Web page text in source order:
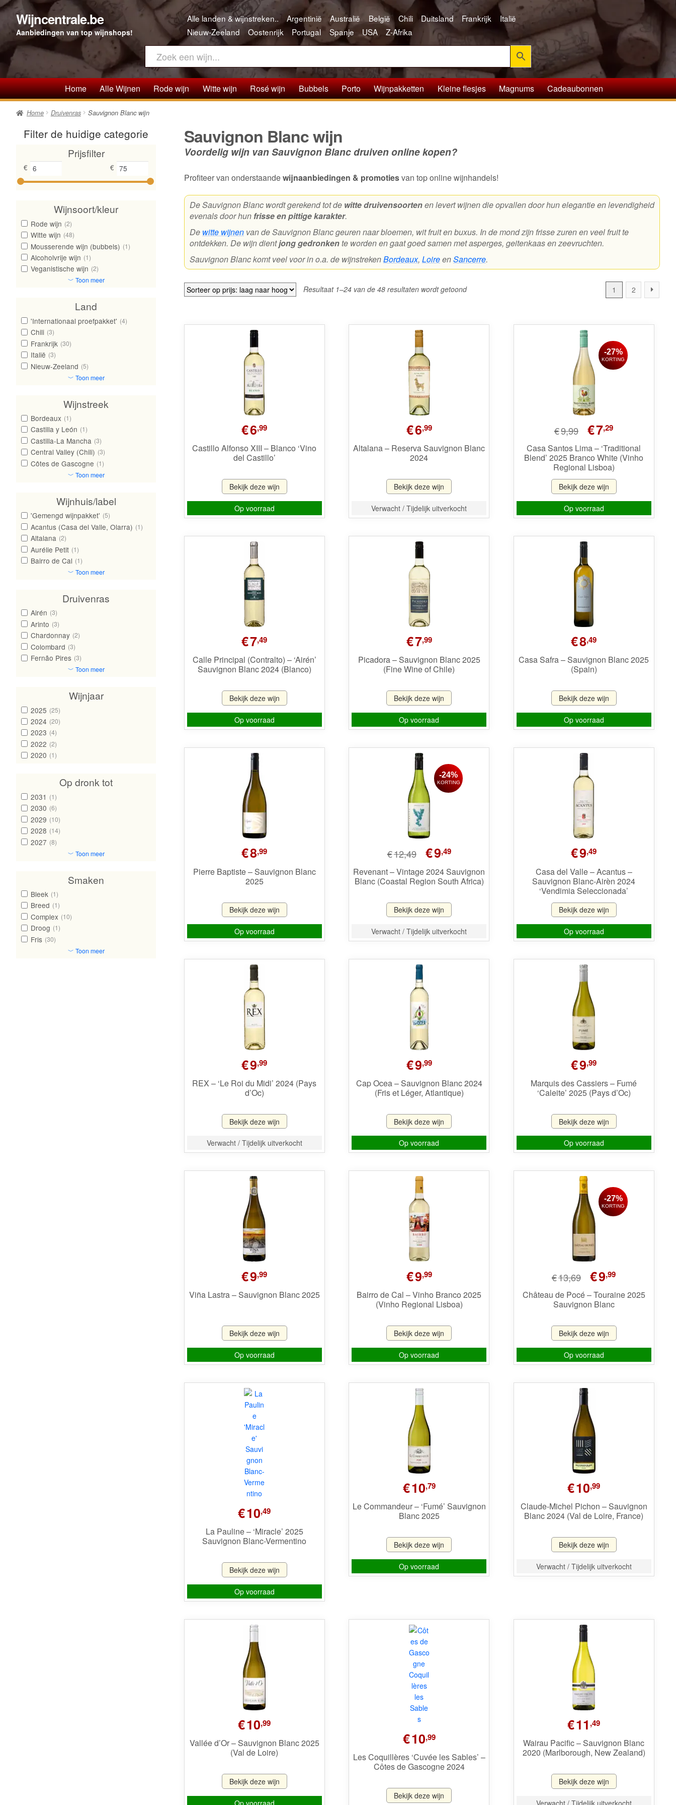
Ga
door
naar
navigatie
Ga
direct
naar
Wijncentrale.be
Aanbiedingen van top wijnshops!
Alle landen & wijnstreken.. Argentinië Australië België Chili Duitsland Frankrijk
Italië
Nieuw-Zeeland
Oostenrijk Portugal Spanje USA Z-Afrika
Home Alle Wijnen Rode wijn Witte wijn Rosé wijn Bubbels Porto Wijnpakketten Kleine flesjes Magnums Cadeaubonnen
Home Druivenras Sauvignon Blanc wijn
Sauvignon Blanc wijn
Voordelig wijn van Sauvignon Blanc druiven online kopen?
Profiteer van onderstaandewijnaanbiedingen & promotiesvan top online wijnhandels!
De Sauvignon Blanc wordt gerekend tot de witte druivensoortenen levert wijnen die opvallen door hun elegantie en levendigheid
evenals door hun frisse en pittige karakter.
De witte wijnenvan de Sauvignon Blanc geuren naar bloemen, wit fruit en buxus. In de mond zijn frisse zuren en veel fruit te
ontdekken. De wijn dientjong gedronkente worden en gaat goed samen met asperges, geitenkaas en zeevruchten.
Sauvignon Blanc komt veel voor in o.a. de wijnstrekenBordeaux, LoireenSancerre.
Resultaat 1–24 van de 48 resultaten wordt getoondGesorteerd
laag
1 2
€6,99
Castillo Alfonso XIII – Blanco ‘Vino
del Castillo’
Bekijk deze wijn
Op voorraad
€6,99
Altalana – Reserva Sauvignon Blanc
2024
Bekijk deze wijn
Verwacht / Tijdelijk uitverkocht
€9,99
Oorspronkelijke
prijs
was:
€9,99.
€7,29Huidige
is:
€7,29.
Casa Santos Lima – ‘Traditional
Blend’ 2025 Branco White (Vinho
Regional Lisboa)
-27%
KORTING
Bekijk deze wijn
Op voorraad
€7,49
Calle Principal (Contralto) – ‘Airén’
Sauvignon Blanc 2024 (Blanco)
Bekijk deze wijn
Op voorraad
€7,99
Picadora – Sauvignon Blanc 2025
(Fine Wine of Chile)
Bekijk deze wijn
Op voorraad
€8,49
Casa Safra – Sauvignon Blanc 2025
(Spain)
Bekijk deze wijn
Op voorraad
€8,99
Pierre Baptiste – Sauvignon Blanc
2025
Bekijk deze wijn
Op voorraad
€12,49
Oorspronkelijke
prijs
was:
€12,49.
€9,49Huidige
is:
€9,49.
Revenant – Vintage 2024 Sauvignon
Blanc (Coastal Region South Africa)
-24%
KORTING
Bekijk deze wijn
Verwacht / Tijdelijk uitverkocht
€9,49
Casa del Valle – Acantus –
Sauvignon Blanc-Airèn 2024
‘Vendimia Seleccionada’
Bekijk deze wijn
Op voorraad
€9,99
REX – ‘Le Roi du Midi’ 2024 (Pays
d’Oc)
Bekijk deze wijn
Verwacht / Tijdelijk uitverkocht
€9,99
Cap Ocea – Sauvignon Blanc 2024
(Fris et Léger, Atlantique)
Bekijk deze wijn
Op voorraad
€9,99
Marquis des Cassiers – Fumé
‘Caleite’ 2025 (Pays d’Oc)
Bekijk deze wijn
Op voorraad
€9,99
Viña Lastra – Sauvignon Blanc 2025
Bekijk deze wijn
Op voorraad
€9,99
Bairro de Cal – Vinho Branco 2025
(Vinho Regional Lisboa)
Bekijk deze wijn
Op voorraad
€13,69
Oorspronkelijke
prijs
was:
€13,69.
€9,99Huidige
is:
Château de Pocé – Touraine 2025
Sauvignon Blanc
-27%
KORTING
Bekijk deze wijn
Op voorraad
€10,49
La Pauline – ‘Miracle’ 2025
Sauvignon Blanc-Vermentino
Bekijk deze wijn
Op voorraad
€10,79
Le Commandeur – ‘Fumé’ Sauvignon
Blanc 2025
Bekijk deze wijn
Op voorraad
€10,99
Claude-Michel Pichon – Sauvignon
Blanc 2024 (Val de Loire, France)
Bekijk deze wijn
Verwacht / Tijdelijk uitverkocht
€10,99
Vallée d’Or – Sauvignon Blanc 2025
(Val de Loire)
Bekijk deze wijn
€10,99
Les Coquillères ‘Cuvée les Sables’ –
Côtes de Gascogne 2024
Bekijk deze wijn
€11 ,49
Wairau Pacific – Sauvignon Blanc
2020 (Marlborough, New Zealand)
Bekijk deze wijn
Filter de huidige categorie
Prijsfilter
€ €
Wijnsoort/kleur
Rode wijn (2)
Witte wijn (48)
Mousserende wijn (bubbels) (1)
Alcoholvrije wijn (1)
Veganistische wijn (2)
﹀ Toon meer
Land
'Internationaal proefpakket' (4)
Chili (3)
Frankrijk (30)
Italië (3)
Nieuw-Zeeland (5)
﹀ Toon meer
Wijnstreek
Bordeaux (1)
Castilla y León (1)
Castilla-La Mancha (3)
Central Valley (Chili) (3)
Côtes de Gascogne (1)
﹀ Toon meer
Wijnhuis/label
'Gemengd wijnpakket' (5)
Acantus (Casa del Valle, Olarra) (1)
Altalana (2)
Aurélie Petit (1)
Bairro de Cal (1)
﹀ Toon meer
Druivenras
Airén (3)
Arinto (3)
Chardonnay (2)
Colombard (3)
Fernão Pires (3)
﹀ Toon meer
Wijnjaar
2025 (25)
2024 (20)
2023 (4)
2022 (2)
2020 (1)
Op dronk tot
2031 (1)
2030 (6)
2029 (10)
2028 (14)
2027 (8)
﹀ Toon meer
Smaken
Bleek (1)
Breed (1)
Complex (10)
Droog (1)
Fris (30)
﹀ Toon meer